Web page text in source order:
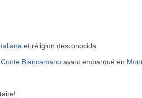
Italiana et réligion desconocida.
Conte Biancamanoayant embarqué en